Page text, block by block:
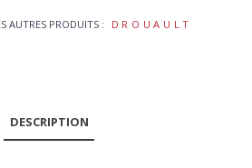
AUTRES PRODUITS : DROUAULT
DESCRIPTION